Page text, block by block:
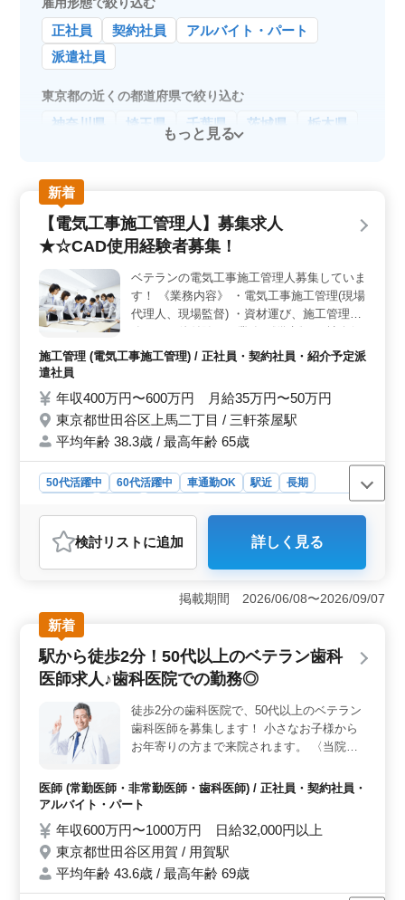
雇用形態で絞り込む
正社員 契約社員
アルバイト・パート
派遣社員
東京都の近くの都道府県で絞り込む
神奈川県 埼玉県 千葉県 茨城県 栃木県
もっと見る
新着
【電気工事施工管理人】募集求人
★☆CAD使用経験者募集！
ベテランの電気工事施工管理人募集していま
す！ 《業務内容》 ・電気工事施工管理(現場
代理人、現場監督) ・資材運び、施工管理業
険完備 ・交通費 ：全額支給 ・使用CAD：
です ◯電気工事施行管理経験20年以上、条
件面優遇！ お気軽にお問い合わせくださ
い。 ご応募お待ちしております！
施工管理 (電気工事施工管理) / 正社員・契約社員・紹介予定派
遣社員
年収400万円〜600万円 月給35万円〜50万円
東京都世田谷区上馬二丁目 / 三軒茶屋駅
平均年齢 38.3歳 / 最高年齢 65歳
50代活躍中 60代活躍中 車通勤OK 駅近
長期
施工管理
おすすめポイント
＜キャリアチャンス＞ CAD使用経験者を歓迎する募
集。20年以上の経験者は条件優遇しています。ベテラン
を採用しています。新たな挑戦を求める方々にとって、
大きなキャリアチャンスとなるでしょう。 ＜業務内
容＞ 電気工事施工管理業務に携わる。現場代理人や現
場監督として、物流倉庫の新築案件を担当します。資材
運びや施工管理業務をはじめ、幅広い業務に携わること
ができます。経験を活かし、専門性を高めるチャンスも
豊富です。 ＜待遇＞ 社会保険完備や交通費全額支
給で安心して働ける環境です。CAD使用経験が活かせる
環境で、キャリアを築くことができます。車通勤可能な
ので、通勤もストレスなく行うことが出来ます。仕事に
検討リスト に追加 詳しく見る
掲載期間 2026/06/08〜2026/09/07
新着
駅から徒歩2分！50代以上のベテラン歯科
医師求人♪歯科医院での勤務◎
徒歩2分の歯科医院で、50代以上のベテラン
歯科医師を募集します！ 小さなお子様から
お年寄りの方まで来院されます。 〈当院の
ラント ・訪問歯科・超精密義歯・ホワイト
ニング ・審美歯科・セレック治療・矯正歯
日124日◎ 徒歩圏内で通勤ラクラク♪ 今まで
の経験を生かして、働きませんか？ 皆様か
らのご応募、お待ちしております！
医師 (常勤医師・非常勤医師・歯科医師) / 正社員・契約社員・
アルバイト・パート
年収600万円〜1000万円 日給32,000円以上
東京都世田谷区用賀 / 用賀駅
平均年齢 43.6歳 / 最高年齢 69歳